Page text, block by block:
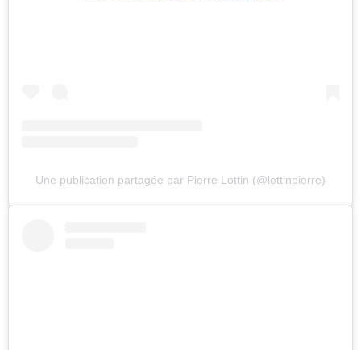
Une publication partagée par Pierre Lottin (@lottinpierre)